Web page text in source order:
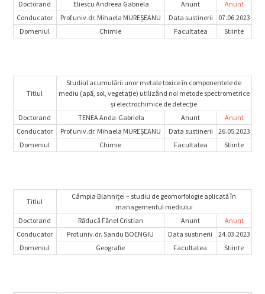
Doctorand Eliescu Andreea Gabriela Anunt
Anunt
Conducator
Prof.univ.dr. Mihaela MUREȘEANU Data sustinerii
07.06.2023
Domeniul
Chimie Facultatea Stiinte
Titlul
Studiul acumulării unor metale toxice în componentele de
mediu (apă, sol, vegetație) utilizând noi metode spectrometrice
și electrochimice de detecție
Doctorand
TENEA Anda-Gabriela Anunt
Anunt
Conducator
Prof.univ.dr. Mihaela MUREȘEANU Data sustinerii
26.05.2023
Domeniul
Chimie Facultatea Stiinte
Titlul
Câmpia Blahniţei – studiu de geomorfologie aplicată în
managementul mediului
Doctorand
Răducă Fănel Cristian Anunt
Anunt
Conducator
Prof.univ.dr. Sandu BOENGIU Data sustinerii
24.03.2023
Domeniul
Geografie Facultatea Stiinte